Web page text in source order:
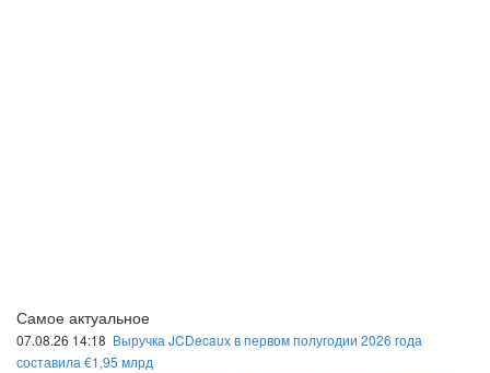
Самое актуальное
07.08.26 14:18 Выручка JCDecaux в первом полугодии 2026 года
составила €1,95 млрд